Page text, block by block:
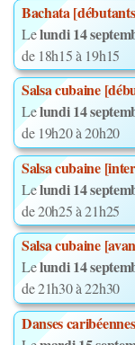
Bachata
Lelundi 14
de 18h15 à 19h15
Salsa cubaine
Lelundi 14
de 19h20 à 20h20
Salsa cubaine
Lelundi 14
de 20h25 à 21h25
Salsa cubaine
Lelundi 14
de 21h30 à 22h30
Danses